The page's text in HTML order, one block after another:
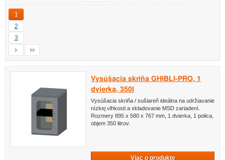
1
2
3
Vysúšacia skriňa GHIBLI-PRO, 1
dvierka, 350l
Vysúšacia skriňa / sušiareň ideálna na udržiavanie
nízkej vlhkosti a skladovanie MSD zariadení.
Rozmery 895 x 580 x 767 mm, 1 dvierka, 1 polica,
objem 350 litrov.
Viac o produkte